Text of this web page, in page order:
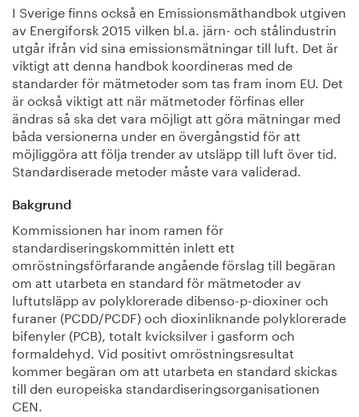
I Sverige finns också en Emissionsmäthandbok utgiven
av Energiforsk 2015 vilken bl.a. järn- och stålindustrin
utgår ifrån vid sina emissionsmätningar till luft. Det är
viktigt att denna handbok koordineras med de
standarder för mätmetoder som tas fram inom EU. Det
är också viktigt att när mätmetoder förfinas eller
ändras så ska det vara möjligt att göra mätningar med
båda versionerna under en övergångstid för att
möjliggöra att följa trender av utsläpp till luft över tid.
Standardiserade metoder måste vara validerad.
Bakgrund
Kommissionen har inom ramen för
standardiseringskommittén inlett ett
omröstningsförfarande angående förslag till begäran
om att utarbeta en standard för mätmetoder av
luftutsläpp av polyklorerade dibenso-p-dioxiner och
furaner (PCDD/PCDF) och dioxinliknande polyklorerade
bifenyler (PCB), totalt kvicksilver i gasform och
formaldehyd. Vid positivt omröstningsresultat
kommer begäran om att utarbeta en standard skickas
till den europeiska standardiseringsorganisationen
CEN.